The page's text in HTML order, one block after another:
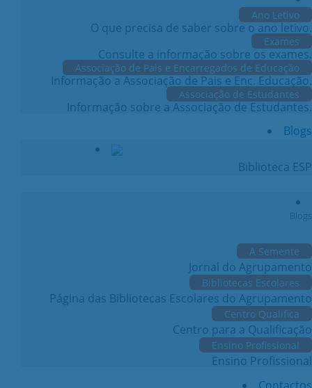
Ano Letivo
O que precisa de saber sobre o ano letivo.
Exames
Consulte a informação sobre os exames.
Associação de Pais e Encarregados de Educação
Informação a Associação de Pais e Enc. Educação.
Associação de Estudantes
Informação sobre a Associação de Estudantes.
Blogs
Biblioteca ESP
Blogs
A Semente
Jornal do Agrupamento
Bibliotecas Escolares
Página das Bibliotecas Escolares do Agrupamento
Centro Qualifica
Centro para a Qualificação
Ensino Profissional
Ensino Profissional
Contactos